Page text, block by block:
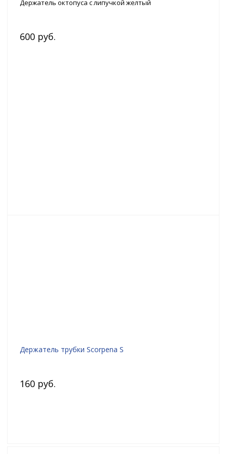
Держатель октопуса с липучкой желтый
600 руб.
Держатель трубки Scorpena S
160 руб.